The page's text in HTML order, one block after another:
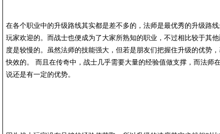
在各个职业中的升级路线其实都是差不多的，法师是最优秀的升级路
玩家欢迎的。而战士也便成为了大家所熟知的职业，不过相比较于其
度是较慢的。虽然法师的技能强大，但若是朋友们把握住升级的优势
快效的。 而且在传奇中，战士几乎需要大量的经验值做支撑，而法师
说还是有一定的优势。